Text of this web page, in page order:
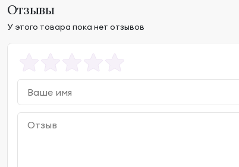
Отзывы
У этого товара пока нет отзывов